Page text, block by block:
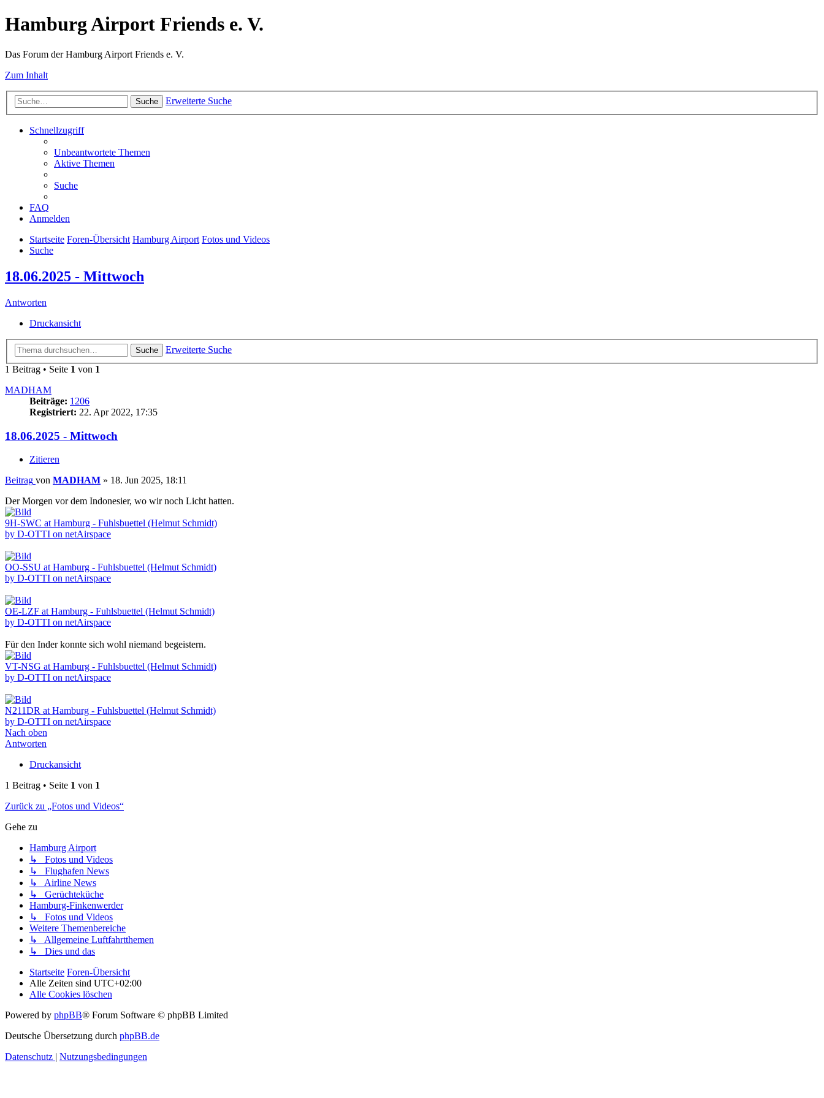
Hamburg Airport Friends e. V.
Das Forum der Hamburg Airport Friends e. V.
Zum Inhalt
Suche Erweiterte Suche
Schnellzugriff
Unbeantwortete Themen
Aktive Themen
Suche
FAQ
Anmelden
Startseite Foren-Übersicht Hamburg Airport Fotos und Videos
Suche
18.06.2025 - Mittwoch
Antworten
Druckansicht
Suche
Erweiterte Suche
1 Beitrag • Seite 1 von 1
MADHAM
Beiträge: 1206
Registriert: 22. Apr 2022, 17:35
18.06.2025 - Mittwoch
Zitieren
Beitrag von MADHAM » 18. Jun 2025, 18:11
Der Morgen vor dem Indonesier, wo wir noch Licht hatten.
9H-SWC at Hamburg - Fuhlsbuettel (Helmut Schmidt)
by D-OTTI on netAirspace
OO-SSU at Hamburg - Fuhlsbuettel (Helmut Schmidt)
by D-OTTI on netAirspace
OE-LZF at Hamburg - Fuhlsbuettel (Helmut Schmidt)
by D-OTTI on netAirspace
Für den Inder konnte sich wohl niemand begeistern.
VT-NSG at Hamburg - Fuhlsbuettel (Helmut Schmidt)
by D-OTTI on netAirspace
N211DR at Hamburg - Fuhlsbuettel (Helmut Schmidt)
by D-OTTI on netAirspace
Nach oben
Antworten
Druckansicht
1 Beitrag • Seite 1 von 1
Zurück zu „Fotos und Videos“
Gehe zu
Hamburg Airport
↳ Fotos und Videos
↳ Flughafen News
↳ Airline News
↳ Gerüchteküche
Hamburg-Finkenwerder
↳ Fotos und Videos
Weitere Themenbereiche
↳ Allgemeine Luftfahrtthemen
↳ Dies und das
Startseite Foren-Übersicht
Alle Zeiten sind UTC+02:00
Alle Cookies löschen
Powered by phpBB® Forum Software © phpBB Limited
Deutsche Übersetzung durch phpBB.de
Datenschutz | Nutzungsbedingungen